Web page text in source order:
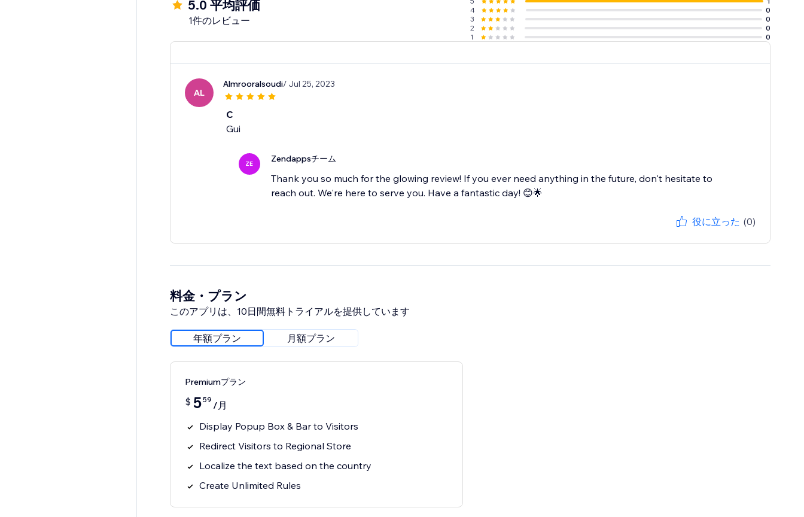
5.0 平均評価
1件のレビュー
4
0
3
0
2
0
1
0
AL
Almrooralsoudi/ Jul 25, 2023
C
Gui
ZE Zendappsチーム
Thank you so much for the glowing review! If you ever need anything in the future, don't hesitate to
reach out. We're here to serve you. Have a fantastic day! 😊🌟
役に立った (0)
料金・プラン
このアプリは、10日間無料トライアルを提供しています
年額プラン 月額プラン
Premiumプラン
$ 559 /月
Display Popup Box & Bar to Visitors
Redirect Visitors to Regional Store
Localize the text based on the country
Create Unlimited Rules